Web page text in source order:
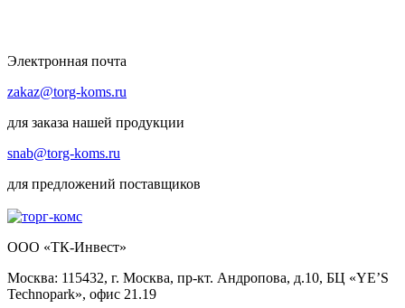
Электронная почта
zakaz@torg-koms.ru
для заказа нашей продукции
snab@torg-koms.ru
для предложений поставщиков
ООО «ТК-Инвест»
Москва: 115432, г. Москва, пр-кт. Андропова, д.10, БЦ «YE’S
Technopark», офис 21.19